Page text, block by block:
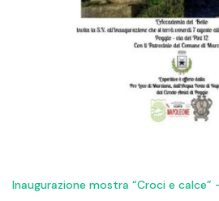
Inaugurazione mostra “Croci e calce”